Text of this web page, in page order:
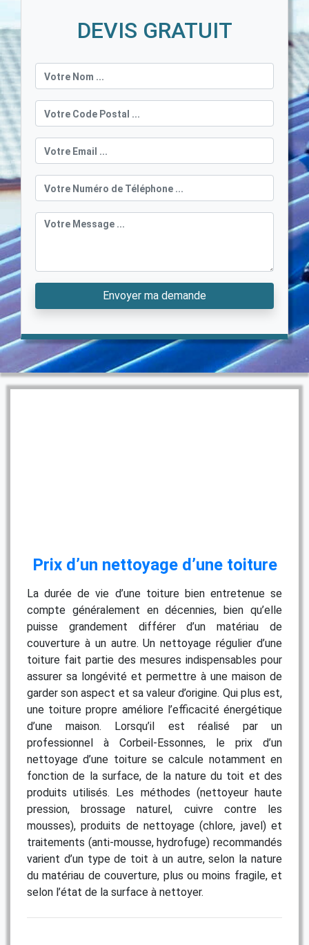
DEVIS GRATUIT
Envoyer ma demande
Prix d’un nettoyage d’une toiture
La durée de vie d’une toiture bien entretenue se
compte généralement en décennies, bien qu’elle
puisse grandement différer d’un matériau de
couverture à un autre. Un nettoyage régulier d’une
toiture fait partie des mesures indispensables pour
assurer sa longévité et permettre à une maison de
garder son aspect et sa valeur d’origine. Qui plus est,
une toiture propre améliore l’efficacité énergétique
d’une maison. Lorsqu’il est réalisé par un
professionnel à Corbeil-Essonnes, le prix d’un
nettoyage d’une toiture se calcule notamment en
fonction de la surface, de la nature du toit et des
produits utilisés. Les méthodes (nettoyeur haute
pression, brossage naturel, cuivre contre les
mousses), produits de nettoyage (chlore, javel) et
traitements (anti-mousse, hydrofuge) recommandés
varient d’un type de toit à un autre, selon la nature
du matériau de couverture, plus ou moins fragile, et
selon l’état de la surface à nettoyer.